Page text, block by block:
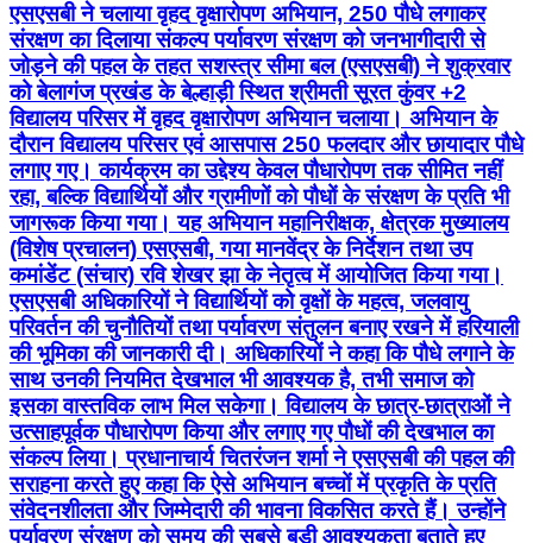
एसएसबी ने चलाया वृहद वृक्षारोपण अभियान, 250 पौधे लगाकर
संरक्षण का दिलाया संकल्प पर्यावरण संरक्षण को जनभागीदारी से
जोड़ने की पहल के तहत सशस्त्र सीमा बल (एसएसबी) ने शुक्रवार
को बेलागंज प्रखंड के बेल्हाड़ी स्थित श्रीमती सूरत कुंवर +2
विद्यालय परिसर में वृहद वृक्षारोपण अभियान चलाया। अभियान के
दौरान विद्यालय परिसर एवं आसपास 250 फलदार और छायादार पौधे
लगाए गए। कार्यक्रम का उद्देश्य केवल पौधारोपण तक सीमित नहीं
रहा, बल्कि विद्यार्थियों और ग्रामीणों को पौधों के संरक्षण के प्रति भी
जागरूक किया गया। यह अभियान महानिरीक्षक, क्षेत्रक मुख्यालय
(विशेष प्रचालन) एसएसबी, गया मानवेंद्र के निर्देशन तथा उप
कमांडेंट (संचार) रवि शेखर झा के नेतृत्व में आयोजित किया गया।
एसएसबी अधिकारियों ने विद्यार्थियों को वृक्षों के महत्व, जलवायु
परिवर्तन की चुनौतियों तथा पर्यावरण संतुलन बनाए रखने में हरियाली
की भूमिका की जानकारी दी। अधिकारियों ने कहा कि पौधे लगाने के
साथ उनकी नियमित देखभाल भी आवश्यक है, तभी समाज को
इसका वास्तविक लाभ मिल सकेगा। विद्यालय के छात्र-छात्राओं ने
उत्साहपूर्वक पौधारोपण किया और लगाए गए पौधों की देखभाल का
संकल्प लिया। प्रधानाचार्य चितरंजन शर्मा ने एसएसबी की पहल की
सराहना करते हुए कहा कि ऐसे अभियान बच्चों में प्रकृति के प्रति
संवेदनशीलता और जिम्मेदारी की भावना विकसित करते हैं। उन्होंने
पर्यावरण संरक्षण को समय की सबसे बड़ी आवश्यकता बताते हुए